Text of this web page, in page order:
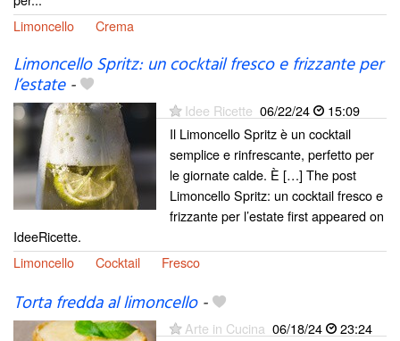
Limoncello
Crema
Limoncello Spritz: un cocktail fresco e frizzante per
l’estate-
Idee Ricette 06/22/24
15:09
Il Limoncello Spritz è un cocktail
semplice e rinfrescante, perfetto per
le giornate calde. È […] The post
Limoncello Spritz: un cocktail fresco e
frizzante per l’estate first appeared on
IdeeRicette.
Limoncello
Cocktail Fresco
Torta fredda al limoncello-
Arte in Cucina 06/18/24
23:24